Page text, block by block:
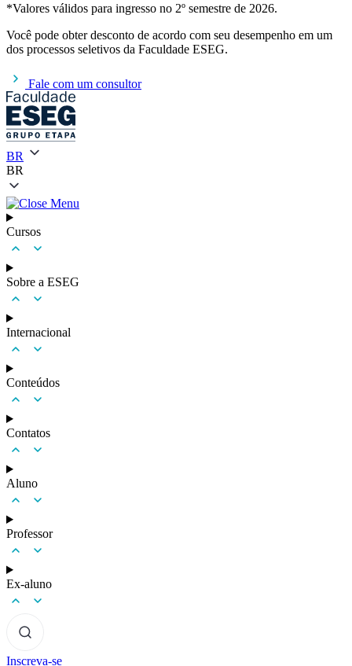
*Valores válidos para ingresso no 2º semestre de 2026.
Você pode obter desconto de acordo com seu desempenho em um
dos processos seletivos da Faculdade ESEG.
Fale com um consultor
BR
BR
Cursos
Sobre a ESEG
Internacional
Conteúdos
Contatos
Aluno
Professor
Ex-aluno
Inscreva-se